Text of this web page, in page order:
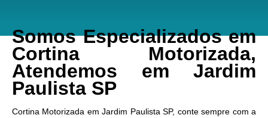
Somos Especializados em
Cortina Motorizada,
Atendemos em Jardim
Paulista SP
Cortina Motorizada em Jardim Paulista SP, conte sempre com a